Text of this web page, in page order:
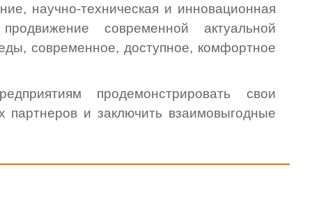
научно-техническая и инновационная
современной актуальной
современное, доступное, комфортное
продемонстрировать свои
и заключить взаимовыгодные